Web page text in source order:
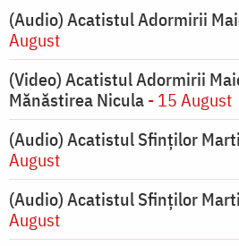
(Audio) Acatistul Adormirii
August
(Video) Acatistul Adormirii
Mănăstirea Nicula- 15 August
(Audio) Acatistul Sfinților
August
(Audio) Acatistul Sfinților
August